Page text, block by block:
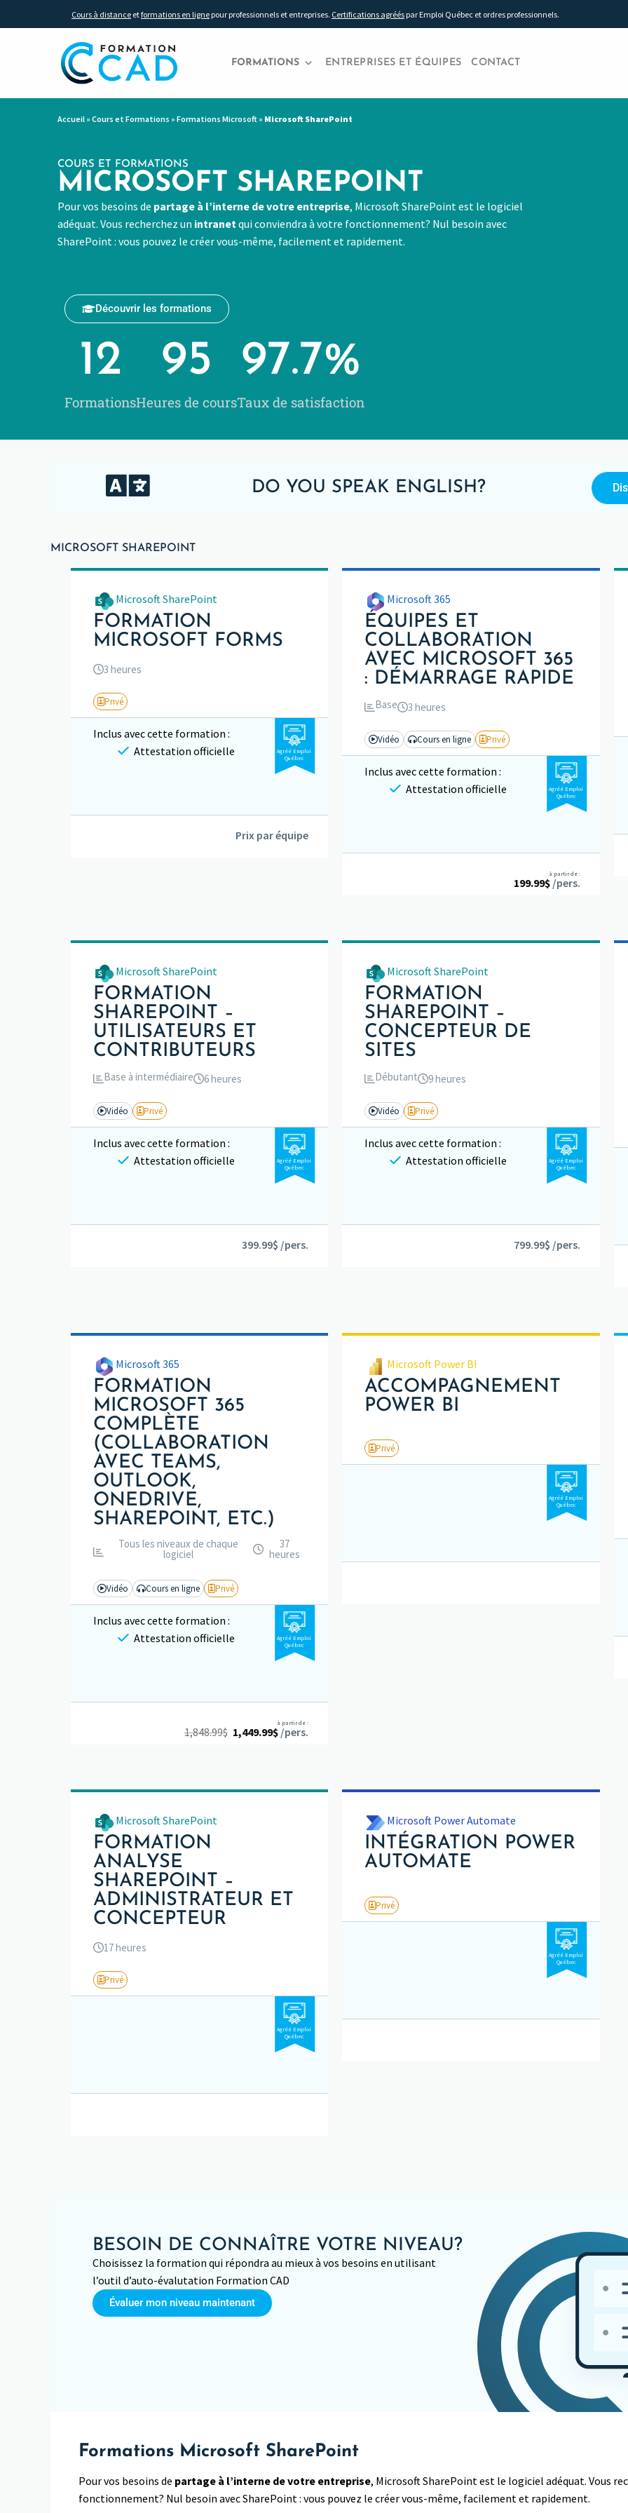
Cours à distance etformations en ligne pour professionnels et entreprises. Certifications agréés par Emploi Québec et ordres professionnels.
FORMATIONS ENTREPRISES ET ÉQUIPES CONTACT
Accueil » Cours et Formations » Formations Microsoft » Microsoft SharePoint
COURS ET FORMATIONS
MICROSOFT SHAREPOINT
Pour vos besoins de partage à l’interne de votre entreprise, Microsoft SharePoint est le logiciel
adéquat. Vous recherchez un intranetqui conviendra à votre fonctionnement? Nul besoin avec
SharePoint : vous pouvez le créer vous-même, facilement et rapidement.
Découvrir les formations
Formations
12
Heures de cours
95
Taux de satisfaction
97.7%
DO YOU SPEAK ENGLISH?
MICROSOFT SHAREPOINT
Microsoft SharePoint
FORMATION
MICROSOFT FORMS
3 heures
Privé
Inclus avec cette formation :
Attestation officielle
Agréé Emploi
Québec
Prix par équipe
Microsoft 365
ÉQUIPES ET
COLLABORATION
AVEC MICROSOFT 365
: DÉMARRAGE RAPIDE
Base 3 heures
Vidéo Cours en ligne Privé
Inclus avec cette formation :
Attestation officielle
Agréé Emploi
Québec
à partir de :
199.99$/pers.
Microsoft SharePoint
FORMATION
SHAREPOINT –
UTILISATEURS ET
CONTRIBUTEURS
Base à intermédiaire 6 heures
Vidéo Privé
Inclus avec cette formation :
Attestation officielle
Agréé Emploi
Québec
399.99$ /pers.
Microsoft SharePoint
FORMATION
SHAREPOINT –
CONCEPTEUR DE
SITES
Débutant 9 heures
Vidéo Privé
Inclus avec cette formation :
Attestation officielle
Agréé Emploi
Québec
799.99$ /pers.
Microsoft 365
FORMATION
MICROSOFT 365
COMPLÈTE
(COLLABORATION
AVEC TEAMS,
OUTLOOK,
ONEDRIVE,
SHAREPOINT, ETC.)
Tous les niveaux de chaque
logiciel
37
heures
Vidéo Cours en ligne Privé
Inclus avec cette formation :
Attestation officielle
Agréé Emploi
Québec
à partir de :
1,848.99$ 1,449.99$ /pers.
Microsoft Power BI
ACCOMPAGNEMENT
POWER BI
Privé
Agréé Emploi
Québec
Microsoft SharePoint
FORMATION
ANALYSE
SHAREPOINT –
ADMINISTRATEUR ET
CONCEPTEUR
17 heures
Privé
Agréé Emploi
Québec
Microsoft Power Automate
INTÉGRATION POWER
AUTOMATE
Privé
Agréé Emploi
Québec
BESOIN DE CONNAÎTRE VOTRE NIVEAU?
Choisissez la formation qui répondra au mieux à vos besoins en utilisant
l’outil d’auto-évalutation Formation CAD
Évaluer mon niveau maintenant
Formations Microsoft SharePoint
Pour vos besoins de partage à l’interne de votre entreprise, Microsoft SharePoint est le logiciel adéquat. Vous
fonctionnement? Nul besoin avec SharePoint : vous pouvez le créer vous-même, facilement et rapidement.